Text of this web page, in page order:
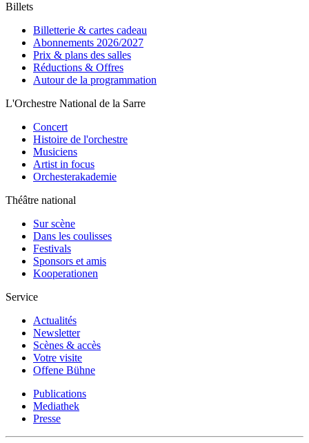
Billets
Billetterie & cartes cadeau
Abonnements 2026/2027
Prix & plans des salles
Réductions & Offres
Autour de la programmation
L'Orchestre National de la Sarre
Concert
Histoire de l'orchestre
Musiciens
Artist in focus
Orchesterakademie
Théâtre national
Sur scène
Dans les coulisses
Festivals
Sponsors et amis
Kooperationen
Service
Actualités
Newsletter
Scènes & accès
Votre visite
Offene Bühne
Publications
Mediathek
Presse